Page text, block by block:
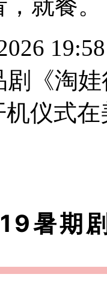
就餐。
剧《淘
仪式
暑期